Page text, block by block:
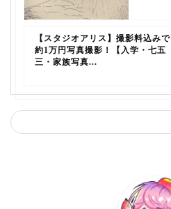
【スタジオアリス】撮影料込みで
約1万円写真撮影！【入学・七五
三・家族写真...